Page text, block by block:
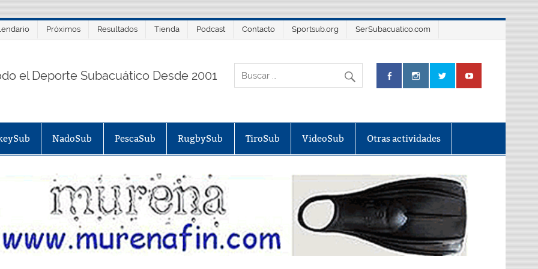
Próximos Resultados Tienda Podcast Contacto Sportsub.org SerSubacuatico.com
el Deporte Subacuático Desde 2001
NadoSub PescaSub RugbySub TiroSub VideoSub Otras actividades